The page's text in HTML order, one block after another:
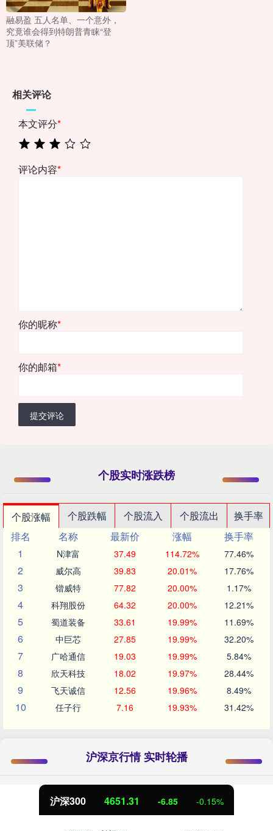
融易盈 五人名单、一个意外，
究竟谁会得到特朗普青睐“登
顶”美联储？
相关评论
本文评分*
评论内容*
你的昵称*
你的邮箱*
提交评论
个股实时涨跌榜
个股涨幅 个股跌幅 个股流入 个股流出
换手率
排名
名称 最新价 涨幅
换手率
1
N津富 37.49 114.72% 77.46%
2 威尔高 39.83 20.01% 17.76%
3 锴威特 77.82 20.00% 1.17%
4 科翔股份 64.32 20.00% 12.21%
5 蜀道装备 33.61 19.99% 11.69%
6 中巨芯 27.85 19.99% 32.20%
7 广哈通信 19.03 19.99% 5.84%
8 欣天科技 18.02 19.97% 28.44%
9 飞天诚信 12.56 19.96% 8.49%
10 任子行 7.16 19.93% 31.42%
沪深京行情 实时轮播
北证50 1122.88 3.42 0.30%